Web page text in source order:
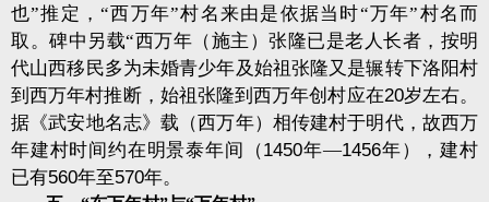
也”推定，“西万年”村名来由是依据当时“万年”村名而
取。碑中另载“西万年（施主）张隆已是老人长者，按明
代山西移民多为未婚青少年及始祖张隆又是辗转下洛阳村
到西万年村推断，始祖张隆到西万年创村应在20岁左右。
据《武安地名志》载（西万年）相传建村于明代，故西万
年建村时间约在明景泰年间（1450年—1456年），建村
已有560年至570年。